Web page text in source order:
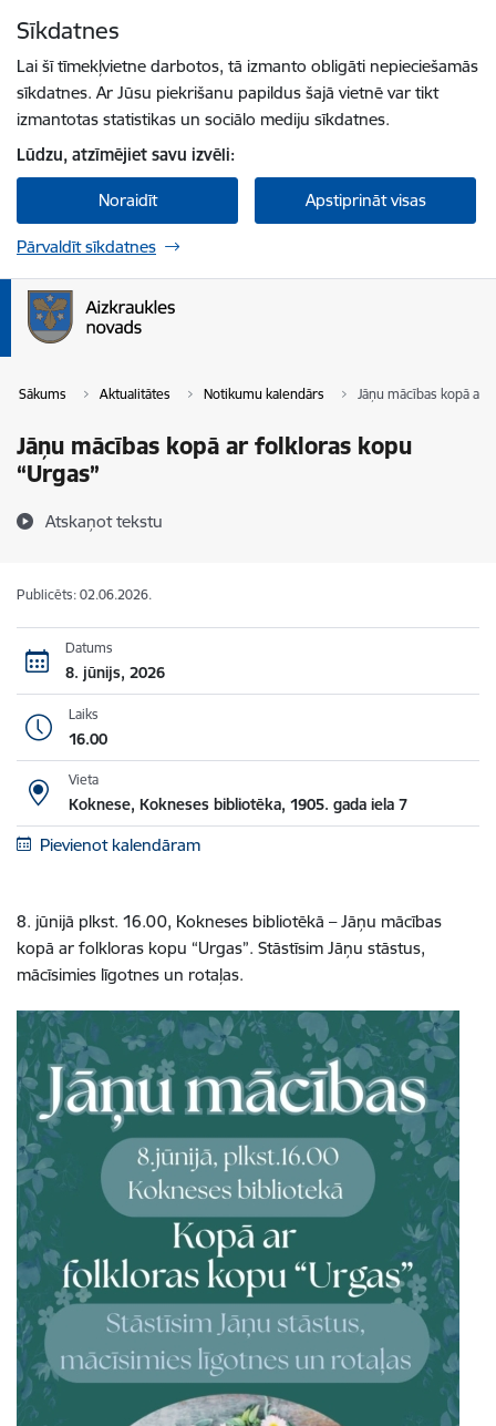
Sīkdatnes
Lai šī tīmekļvietne darbotos, tā izmanto obligāti nepieciešamās
sīkdatnes. Ar Jūsu piekrišanu papildus šajā vietnē var tikt
izmantotas statistikas un sociālo mediju sīkdatnes.
Lūdzu, atzīmējiet savu izvēli:
Noraidīt Apstiprināt visas
Pārvaldīt sīkdatnes
Sākums Aktualitātes Notikumu kalendārs Jāņu mācības kopā ar
Jāņu mācības kopā ar folkloras kopu
“Urgas”
Atskaņot tekstu
Publicēts: 02.06.2026.
Datums
8. jūnijs, 2026
Laiks
16.00
Vieta
Koknese, Kokneses bibliotēka, 1905. gada iela 7
Pievienot kalendāram
8. jūnijā plkst. 16.00, Kokneses bibliotēkā – Jāņu mācības
kopā ar folkloras kopu “Urgas”. Stāstīsim Jāņu stāstus,
mācīsimies līgotnes un rotaļas.